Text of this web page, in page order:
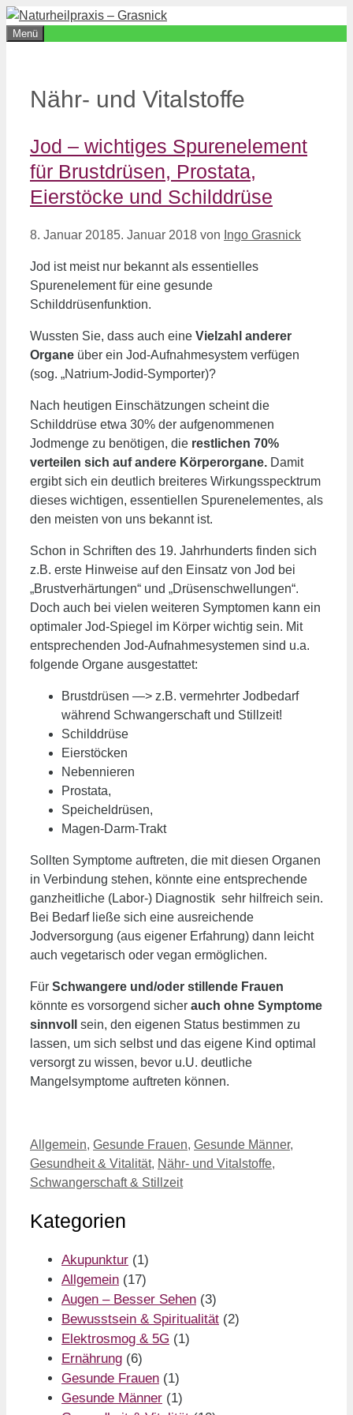
Zum
Inhalt
Menü
Nähr- und Vitalstoffe
Jod – wichtiges Spurenelement
für Brustdrüsen, Prostata,
Eierstöcke und Schilddrüse
8. Januar 20185. Januar 2018 von Ingo Grasnick
Jod ist meist nur bekannt als essentielles
Spurenelement für eine gesunde
Schilddrüsenfunktion.
Wussten Sie, dass auch eine Vielzahl anderer
Organe über ein Jod-Aufnahmesystem verfügen
(sog. „Natrium-Jodid-Symporter)?
Nach heutigen Einschätzungen scheint die
Schilddrüse etwa 30% der aufgenommenen
Jodmenge zu benötigen, die restlichen 70%
verteilen sich auf andere Körperorgane. Damit
ergibt sich ein deutlich breiteres Wirkungsspecktrum
dieses wichtigen, essentiellen Spurenelementes, als
den meisten von uns bekannt ist.
Schon in Schriften des 19. Jahrhunderts finden sich
z.B. erste Hinweise auf den Einsatz von Jod bei
„Brustverhärtungen“ und „Drüsenschwellungen“.
Doch auch bei vielen weiteren Symptomen kann ein
optimaler Jod-Spiegel im Körper wichtig sein. Mit
entsprechenden Jod-Aufnahmesystemen sind u.a.
folgende Organe ausgestattet:
Brustdrüsen —> z.B. vermehrter Jodbedarf
während Schwangerschaft und Stillzeit!
Schilddrüse
Eierstöcken
Nebennieren
Prostata,
Speicheldrüsen,
Magen-Darm-Trakt
Sollten Symptome auftreten, die mit diesen Organen
in Verbindung stehen, könnte eine entsprechende
ganzheitliche (Labor-) Diagnostik sehr hilfreich sein.
Bei Bedarf ließe sich eine ausreichende
Jodversorgung (aus eigener Erfahrung) dann leicht
auch vegetarisch oder vegan ermöglichen.
Für Schwangere und/oder stillende Frauen
könnte es vorsorgend sicher auch ohne Symptome
sinnvoll
sein, den eigenen Status bestimmen zu
lassen, um sich selbst und das eigene Kind optimal
versorgt zu wissen, bevor u.U. deutliche
Mangelsymptome auftreten können.
Kategorien
Allgemein, Gesunde Frauen, Gesunde Männer,
Gesundheit & Vitalität, Nähr- und Vitalstoffe,
Schwangerschaft & Stillzeit
Kategorien
Akupunktur (1)
Allgemein (17)
Augen – Besser Sehen (3)
Bewusstsein & Spiritualität (2)
Elektrosmog & 5G (1)
Ernährung (6)
Gesunde Frauen (1)
Gesunde Männer (1)